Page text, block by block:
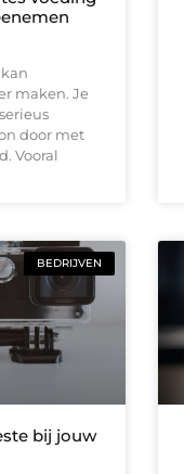
maken. Je
door met
Vooral
BEDRIJVEN
bij jouw